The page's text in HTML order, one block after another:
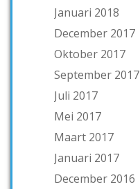
Januari 2018
December 2017
Oktober 2017
September 2017
Juli 2017
Mei 2017
Maart 2017
Januari 2017
December 2016